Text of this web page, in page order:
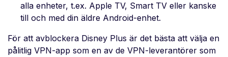
alla enheter, t.ex. Apple TV, Smart TV eller kanske
till och med din äldre Android-enhet.
För att avblockera Disney Plus är det bästa att välja en
pålitlig VPN-app som en av de VPN-leverantörer som